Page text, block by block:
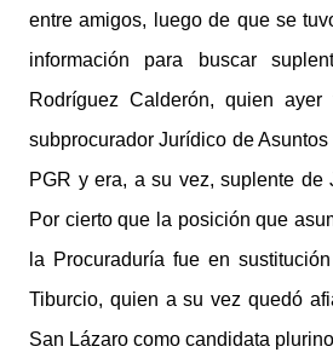
entre amigos, luego de que se
información para buscar
Rodríguez Calderón, quien ayer
subprocurador Jurídico de
PGR y era, a su vez, suplente de
Por cierto que la posición que
la Procuraduría fue en
Tiburcio, quien a su vez quedó
San Lázaro como candidata